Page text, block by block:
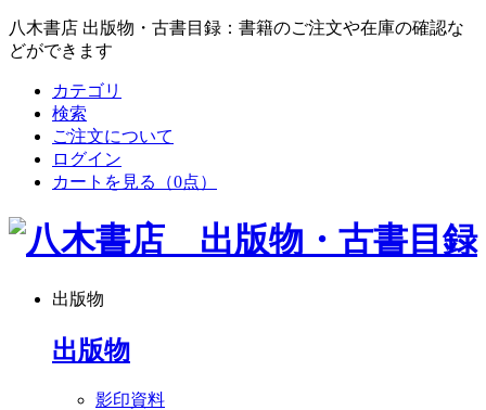
八木書店 出版物・古書目録：書籍のご注文や在庫の確認な
どができます
カテゴリ
検索
ご注文について
ログイン
カートを見る
（0点）
出版物
出版物
影印資料